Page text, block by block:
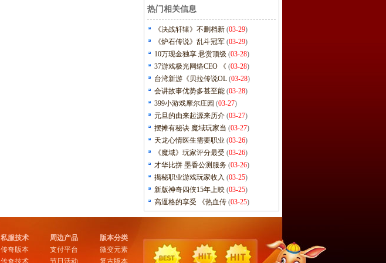
热门相关信息
《决战轩辕》不删档新 (03-29)
《炉石传说》乱斗冠军 (03-29)
10万现金独享 悬赏顶级 (03-28)
37游戏极光网络CEO 《 (03-28)
台湾新游《贝拉传说OL (03-28)
会讲故事优势多甚至能 (03-28)
399小游戏摩尔庄园 (03-27)
元旦的由来起源来历介 (03-27)
摆摊有秘诀 魔域玩家当 (03-27)
天龙心情医生需要职业 (03-26)
《魔域》玩家评分最受 (03-26)
才华比拼 墨香公测服务 (03-26)
揭秘职业游戏玩家收入 (03-25)
新版神奇四侠15年上映 (03-25)
高逼格的享受 《热血传 (03-25)
私服技术
传奇版本
传奇技术
周边产品
支付平台
节日活动
版本分类
微变元素
复古版本